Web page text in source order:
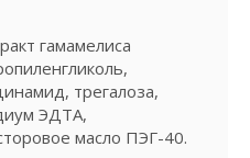
гамамелиса
трегалоза,
ЭДТА,
масло ПЭГ-40.